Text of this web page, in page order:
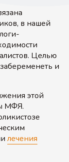
в нашей
Целью
и
этой
МФЯ.
лечения